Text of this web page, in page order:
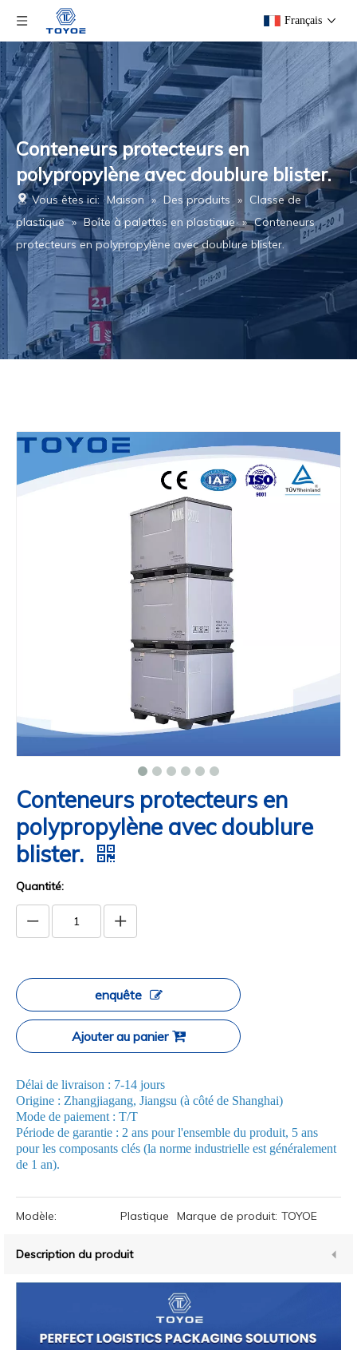
Français
Conteneurs protecteurs en
polypropylène avec doublure blister.
Vous êtes ici: Maison » Des produits » Classe de
plastique » Boîte à palettes en plastique » Conteneurs
protecteurs en polypropylène avec doublure blister.
Conteneurs protecteurs en
polypropylène avec doublure
blister.
Quantité:
enquête
Ajouter au panier
Délai de livraison : 7-14 jours
Origine : Zhangjiagang, Jiangsu (à côté de Shanghai)
Mode de paiement : T/T
Période de garantie : 2 ans pour l'ensemble du produit, 5 ans
pour les composants clés (la norme industrielle est généralement
de 1 an).
Modèle: Plastique Marque de produit: TOYOE
Description du produit